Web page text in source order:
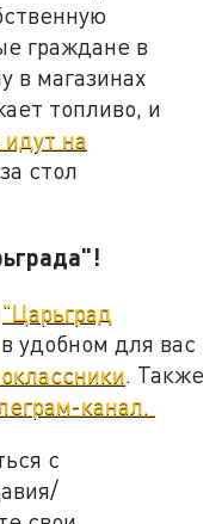
граждане в
в магазинах
топливо, и
идут на
стол
"Царьград
в удобном для вас
. Также
канал.
с